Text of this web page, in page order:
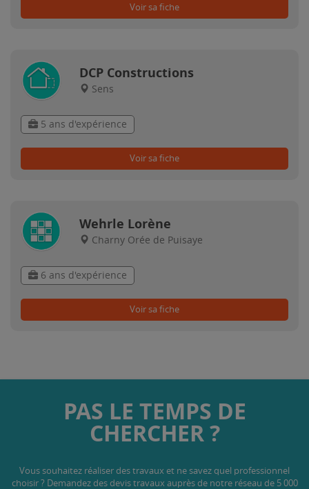
Voir sa fiche
DCP Constructions
Sens
5 ans d'expérience
Voir sa fiche
Wehrle Lorène
Charny Orée de Puisaye
6 ans d'expérience
Voir sa fiche
PAS LE TEMPS DE
CHERCHER ?
Vous souhaitez réaliser des travaux et ne savez quel professionnel
choisir ? Demandez des devis travaux auprès de notre réseau de 5 000